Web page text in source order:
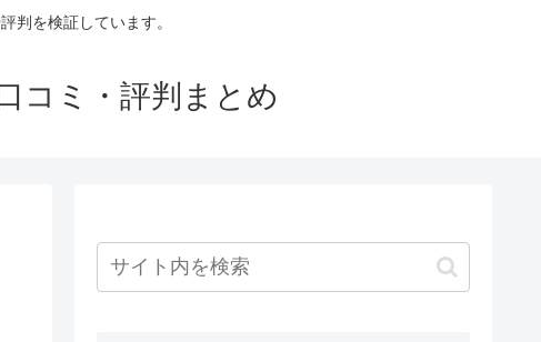
判を検証しています。
コミ・評判まとめ